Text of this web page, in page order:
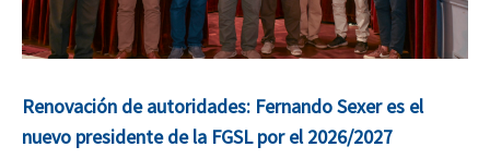
Renovación de autoridades: Fernando Sexer es el
nuevo presidente de la FGSL por el 2026/2027